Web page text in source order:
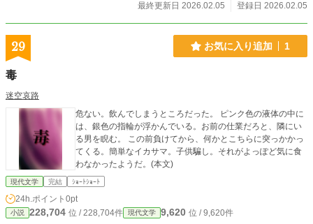
最終更新日 2026.02.05
登録日 2026.02.05
29 お気に入り追加 1
毒
迷空哀路
危ない。飲んでしまうところだった。 ピンク色の液体の中に
は、銀色の指輪が浮かんでいる。お前の仕業だろと、隣にい
る男を睨む。 この前負けてから、何かとこちらに突っかかっ
てくる。簡単なイカサマ。子供騙し。それがよっぽど気に食
わなかったようだ。(本文)
現代文学 完結 ｼｮｰﾄｼｮｰﾄ
24h.ポイント 0pt
小説 228,704 位 / 228,704件 現代文学 9,620 位 / 9,620件